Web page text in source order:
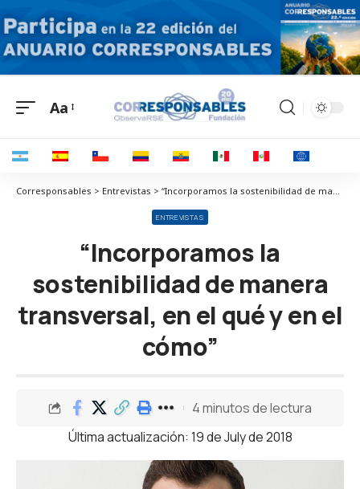
Aa
Corresponsables > Entrevistas > “Incorporamos la sostenibilidad de manera transversal, en el qué y en el cómo”
ENTREVISTAS
“Incorporamos la
sostenibilidad de manera
transversal, en el qué y en el
cómo”
Última actualización: 19 de July de 2018
4 minutos de lectura